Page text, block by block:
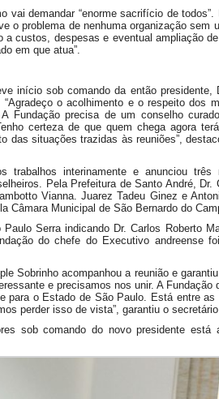
vai demandar “enorme sacrifício de
o problema de nenhuma organização sem
custos, despesas e eventual ampliação
em que atua”.
início sob comando da então presidente,
o acolhimento e o respeito dos
Fundação precisa de um conselho
certeza de que quem chega agora
das situações trazidas às reuniões”,
trabalhos interinamente e anunciou três
Pela Prefeitura de Santo André, Dr.
Vianna. Juarez Tadeu Ginez e
Câmara Municipal de São Bernardo do
Serra indicando Dr. Carlos Roberto
do chefe do Executivo andreense
Sobrinho acompanhou a reunião e
e precisamos nos unir. A Fundação
para o Estado de São Paulo. Está entre as
perder isso de vista”, garantiu o
sob comando do novo presidente está